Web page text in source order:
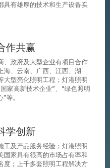
具有雄厚的技术和生产设备实
作共赢
、政府及大型企业有项目合作
海、云南、广西、江西、湖
大型亮化照明工程；灯港照明
家高新技术企业”、“绿色照明
等。
学创新
工及产品服务经验；灯港照明
国家具有很高的市场占有率和
度；上千多套照明工程解决方